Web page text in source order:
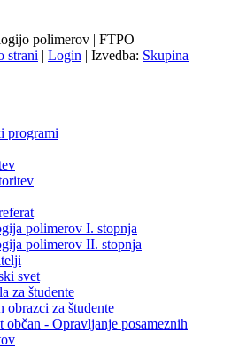
polimerov | FTPO
strani | Login | Izvedba: Skupina
programi
polimerov I. stopnja
polimerov II. stopnja
svet
za študente
obrazci za študente
občan - Opravljanje posameznih